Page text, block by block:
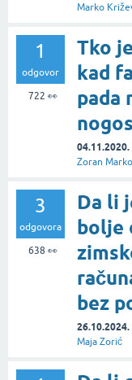
Marko
1
odgovor
722 👀
Tko
kad
pada
04.11.2020.
Zoran
3
odgovora
638 👀
Da li
bolje
bez
26.10.2024.
Maja Zorić